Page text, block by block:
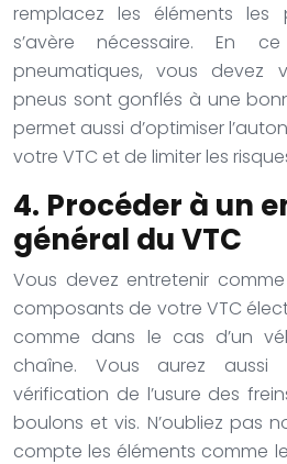
remplacez les éléments
s’avère nécessaire. En ce
pneumatiques, vous devez
pneus sont gonflés à une
permet aussi d’optimiser
votre VTC et de limiter les
4. Procéder à un
général du VTC
Vous devez entretenir
composants de votre VTC
comme dans le cas d’un
chaîne. Vous aurez
vérification de l’usure des
boulons et vis. N’oubliez pas
compte les éléments comme